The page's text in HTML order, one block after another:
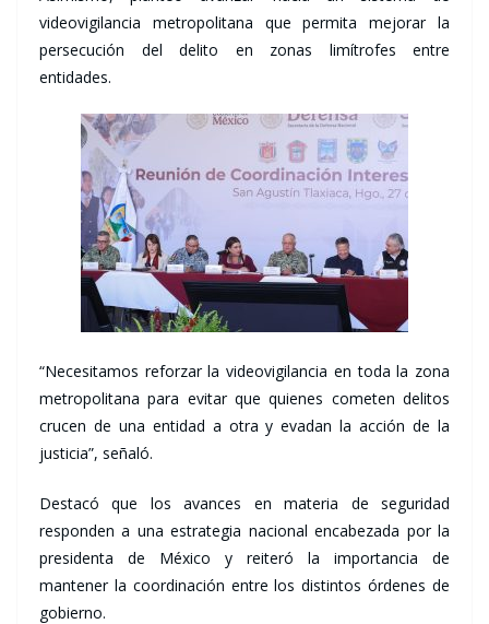
videovigilancia metropolitana que permita mejorar la
persecución del delito en zonas limítrofes entre
entidades.
“Necesitamos reforzar la videovigilancia en toda la zona
metropolitana para evitar que quienes cometen delitos
crucen de una entidad a otra y evadan la acción de la
justicia”, señaló.
Destacó que los avances en materia de seguridad
responden a una estrategia nacional encabezada por la
presidenta de México y reiteró la importancia de
mantener la coordinación entre los distintos órdenes de
gobierno.